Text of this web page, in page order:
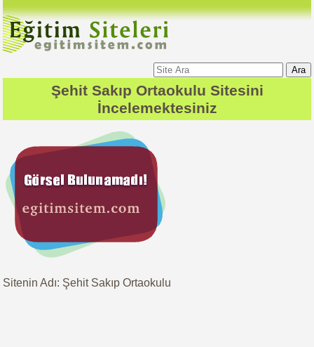
Ara
Şehit Sakıp Ortaokulu Sitesini
İncelemektesiniz
Sitenin Adı: Şehit Sakıp Ortaokulu